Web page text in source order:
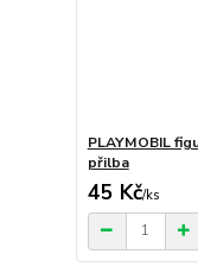
PLAYMOBIL
přilba
45 Kč/ks